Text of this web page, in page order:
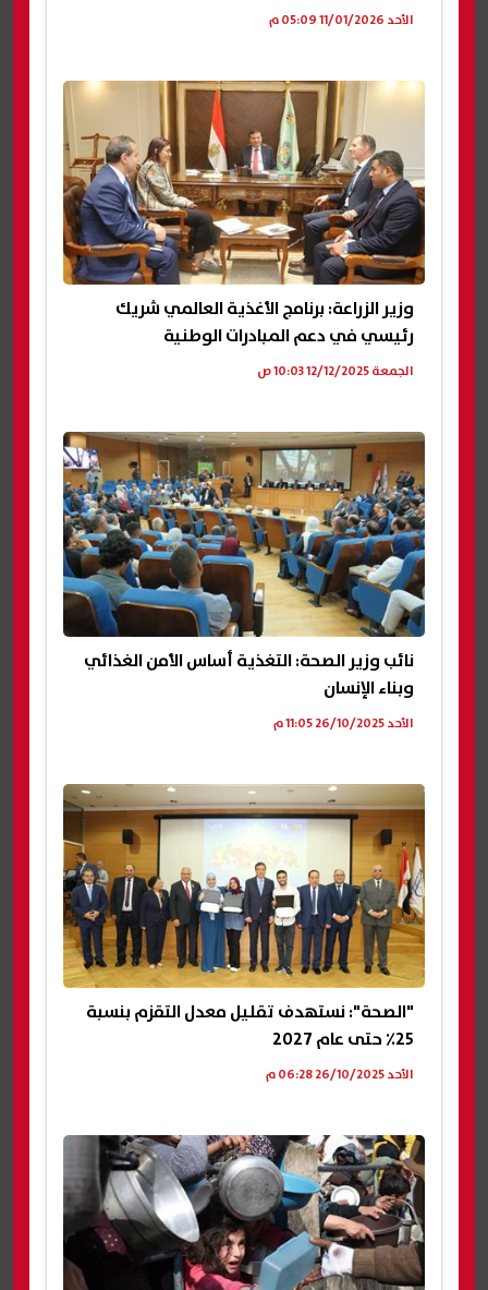
الأحد 11/01/2026 05:09 م
وزير الزراعة: برنامج الأغذية العالمي شريك
رئيسي في دعم المبادرات الوطنية
الجمعة 12/12/2025 10:03 ص
نائب وزير الصحة: التغذية أساس الأمن الغذائي
وبناء الإنسان
الأحد 26/10/2025 11:05 م
"الصحة": نستهدف تقليل معدل التقزم بنسبة
25٪ حتى عام 2027
الأحد 26/10/2025 06:28 م